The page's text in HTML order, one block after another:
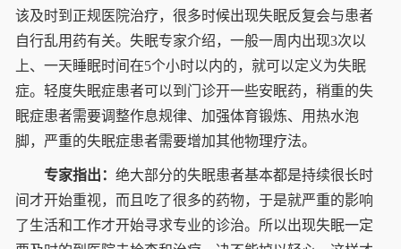
该及时到正规医院治疗，很多时候出现失眠反复会与患者
自行乱用药有关。失眠专家介绍，一般一周内出现3次以
上、一天睡眠时间在5个小时以内的，就可以定义为失眠
症。轻度失眠症患者可以到门诊开一些安眠药，稍重的失
眠症患者需要调整作息规律、加强体育锻炼、用热水泡
脚，严重的失眠症患者需要增加其他物理疗法。
专家指出： 绝大部分的失眠患者基本都是持续很长时
间才开始重视，而且吃了很多的药物，于是就严重的影响
了生活和工作才开始寻求专业的诊治。所以出现失眠一定